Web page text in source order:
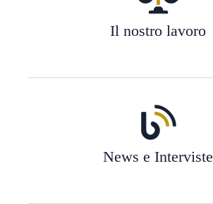
Il nostro lavoro
News e Interviste